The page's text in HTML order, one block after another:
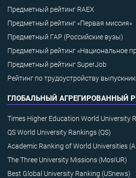
Предметный рейтинг RAEX
Предметный рейтинг «Первая миссия»
Предметный ГАР (Российские вузы)
Предметный рейтинг «Национальное
Предметный рейтинг SuperJob
Рейтинг по трудоустройству
ГЛОБАЛЬНЫЙ АГРЕГИРОВАННЫЙ
Times Higher Education World University
QS World University Rankings (QS)
Academic Ranking of World Universities
The Three University Missions (MosIUR)
Best Global University Ranking (USnews)